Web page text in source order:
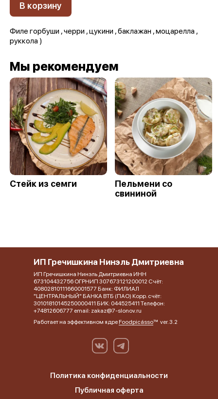
В корзину
Филе горбуши , черри , цукини , баклажан , моцарелла ,
руккола )
Мы рекомендуем
Стейк из семги
Пельмени со
свининой
ИП Гречишкина Нинэль Дмитриевна
ИП Гречишкина Нинэль Дмитриевна ИНН
673104432756 ОГРНИП 307673121200012 Счёт:
40802810111660001577 Банк: ФИЛИАЛ
"ЦЕНТРАЛЬНЫЙ" БАНКА ВТБ (ПАО) Корр. счёт:
30101810145250000411 БИК: 044525411 Телефон:
+74812606777 email: zakaz@7-slonov.ru
Работает на эффективном ядреFoodpicássover. 3.2
Политика конфиденциальности
Публичная оферта